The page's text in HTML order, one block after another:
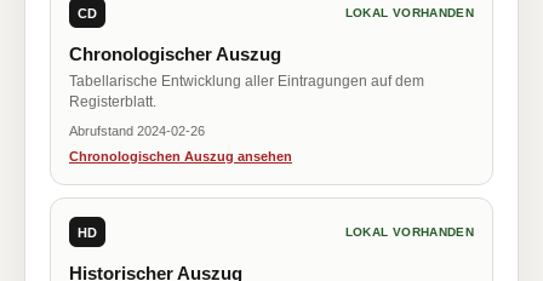
CD LOKAL VORHANDEN
Chronologischer Auszug
Tabellarische Entwicklung aller Eintragungen auf dem
Registerblatt.
Abrufstand 2024-02-26
Chronologischen Auszug ansehen
HD LOKAL VORHANDEN
Historischer Auszug